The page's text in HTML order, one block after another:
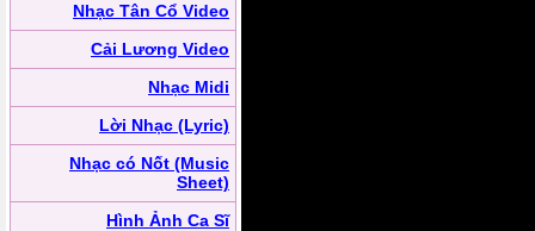
Nhạc Tân Cổ Video
Cải Lương Video
Nhạc Midi
Lời Nhạc (Lyric)
Nhạc có Nốt (Music
Sheet)
Hình Ảnh Ca Sĩ